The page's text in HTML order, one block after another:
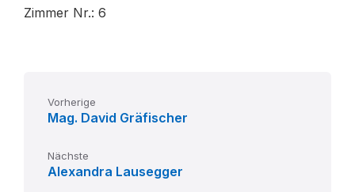
Zimmer Nr.: 6
Vorherige
Mag. David Gräfischer
Nächste
Alexandra Lausegger